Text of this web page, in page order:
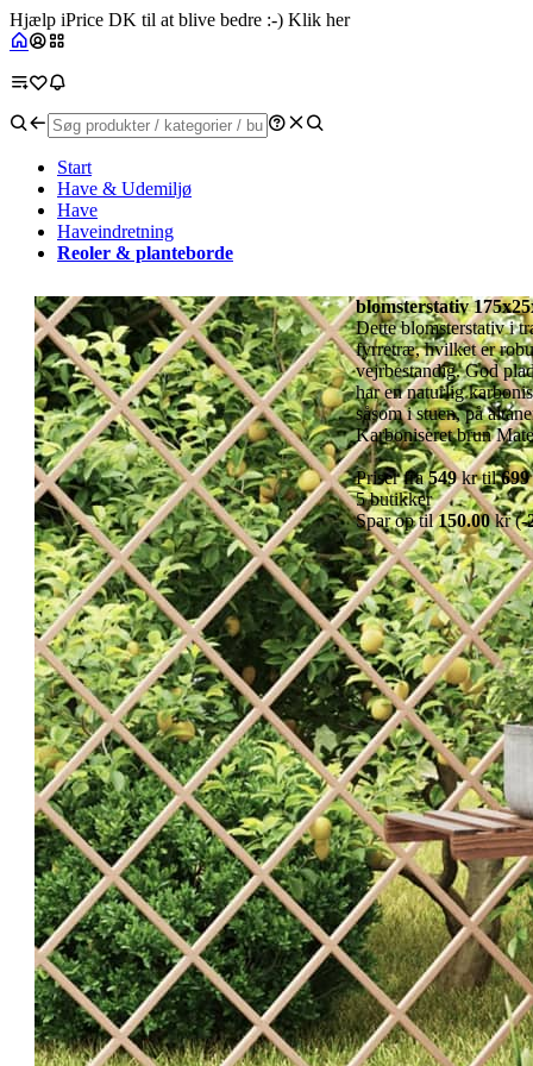
Hjælp iPrice DK til at blive bedre :-) Klik her
Start
Have & Udemiljø
Have
Haveindretning
Reoler & planteborde
blomsterstativ
Dette blomsterstativ i
fyrretræ, hvilket er
vejrbestandig. God
har en naturlig
såsom i stuen, på
Karboniseret brun
Priser fra549kr til699
5 butikker
Spar op til150.00kr (-